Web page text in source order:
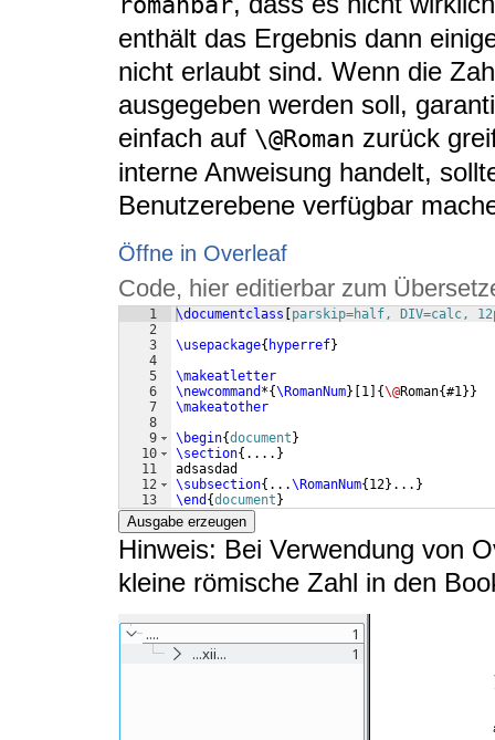
enthält das Ergebnis dann
nicht erlaubt sind. Wenn die
ausgegeben werden soll,
einfach auf \@Roman zurück
interne Anweisung handelt,
Benutzerebene verfügbar
Öffne in Overleaf
Code, hier editierbar zum
1
2
3
4
5
6
7
8
9
10
11
12
13
\documentclass
parskip=half, DIV=calc,
\usepackage{ hyperref}
\makeatletter
\newcommand *{\RomanNum} 1 {\@Roman{#1}}
\makeatother
\begin{document }
\section{ .... }
adsasdad
\subsection{ ...\RomanNum{ 12} ... }
\end {document }
Ausgabe erzeugen
Hinweis: Bei Verwendung von
kleine römische Zahl in den